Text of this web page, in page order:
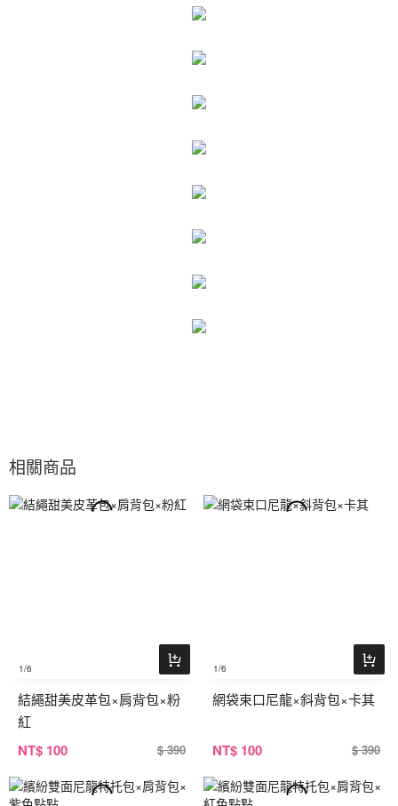
相關商品
1/6
結繩甜美皮革包×肩背包×粉
紅
NT$ 100 $ 390
1/6
網袋束口尼龍×斜背包×卡其
NT$ 100 $ 390